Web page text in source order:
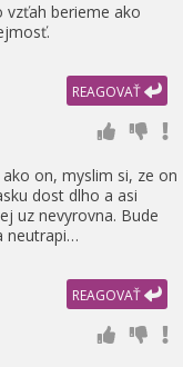
vzťah berieme ako
REAGOVAŤ
on, myslim si, ze on
dost dlho a asi
uz nevyrovna. Bude
neutrapi…
REAGOVAŤ